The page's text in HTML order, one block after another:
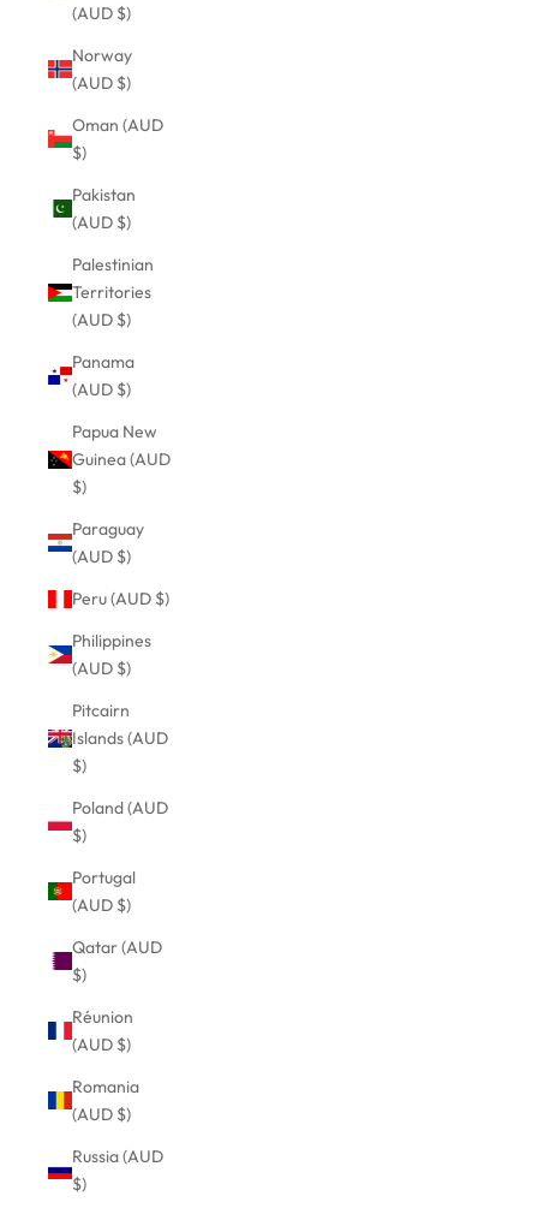
(AUD $)
Norway
(AUD $)
Oman (AUD
$)
Pakistan
(AUD $)
Palestinian
Territories
(AUD $)
Panama
(AUD $)
Papua New
Guinea (AUD
$)
Paraguay
(AUD $)
Peru (AUD $)
Philippines
(AUD $)
Pitcairn
Islands (AUD
$)
Poland (AUD
$)
Portugal
(AUD $)
Qatar (AUD
$)
Réunion
(AUD $)
Romania
(AUD $)
Russia (AUD
$)